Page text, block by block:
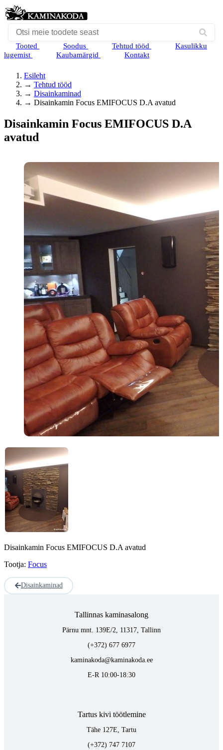
Tooted Soodus Tehtud tööd
Kasulikku
lugemist
Kaubamärgid Kontakt
Esileht
→ Tehtud tööd
→ Disainkaminad
→ Disainkamin Focus EMIFOCUS D.A avatud
Disainkamin Focus EMIFOCUS D.A
avatud
Disainkamin Focus EMIFOCUS D.A avatud
Tootja: Focus
Disainkaminad
Tallinnas kaminasalong
Pärnu mnt. 139E/2, 11317, Tallinn
(+372) 677 6977
kaminakoda@kaminakoda.ee
E-R 10:00-18:30
Tartus kivi töötlemine
Tähe 127E, Tartu
(+372) 747 7107